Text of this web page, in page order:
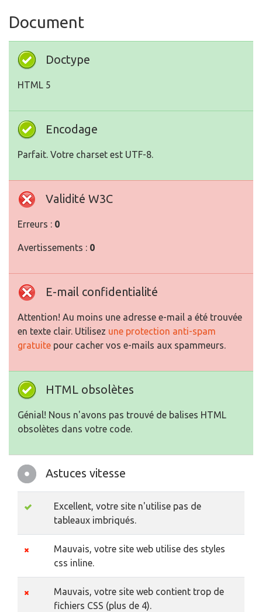
Document
Doctype
HTML 5
Encodage
Parfait. Votre charset est UTF-8.
Validité W3C
Erreurs : 0
Avertissements : 0
E-mail confidentialité
Attention! Au moins une adresse e-mail a été trouvée
en texte clair. Utilisez une protection anti-spam
gratuite pour cacher vos e-mails aux spammeurs.
HTML obsolètes
Génial! Nous n'avons pas trouvé de balises HTML
obsolètes dans votre code.
Astuces vitesse
Excellent, votre site n'utilise pas de
tableaux imbriqués.
Mauvais, votre site web utilise des styles
css inline.
Mauvais, votre site web contient trop de
fichiers CSS (plus de 4).